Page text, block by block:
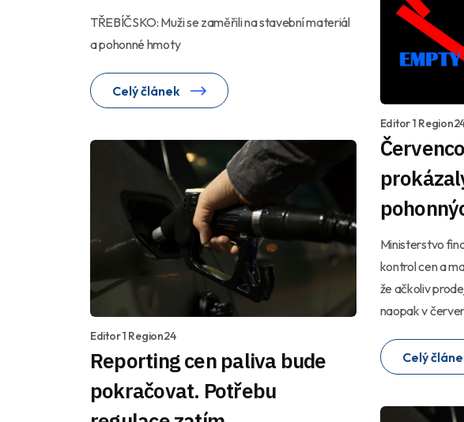
TŘEBÍČSKO: Muži se zaměřili na stavební materiál
a pohonné hmoty
Celý článek
Editor 1
Ministerstvo
kontrol cen a
že ačkoliv
naopak v
Celý
Editor 1 Region24
Reporting cen paliva bude
pokračovat. Potřebu